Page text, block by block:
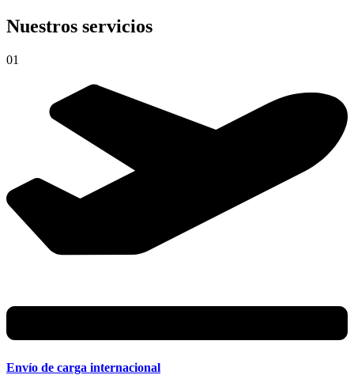
Nuestros servicios
01
Envío de carga internacional